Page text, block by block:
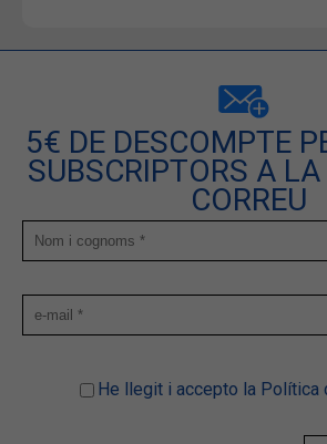
5€ DE DESCOMPTE
SUBSCRIPTORS A
CORREU
He llegit i accepto la Política